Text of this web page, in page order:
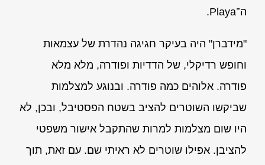
ה־Playa.
"מידברן" היה בעיקר חגיגה נהדרת של עצמאות
וחופש רדיקלי, של הדדיות ופודרה, מלא מלא
פודרה. אלוהים כמה פודרה. ובנוגע למצלמות
שביקשו השוטרים להציב בשטח הפסטיבל, ובכן, לא
היו שום מצלמות למרות שהתקבל אישור משפטי
להציבן. אפילו שוטרים לא ראיתי שם. עם זאת, תוך